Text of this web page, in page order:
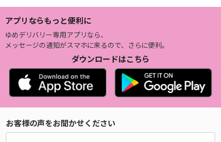
アプリならもっと便利に
ゆめデリバリー専用アプリなら、
メッセージの通知がスマホに来るので、さらに便利。
ダウンロードはこちら
お客様の声をお聞かせください